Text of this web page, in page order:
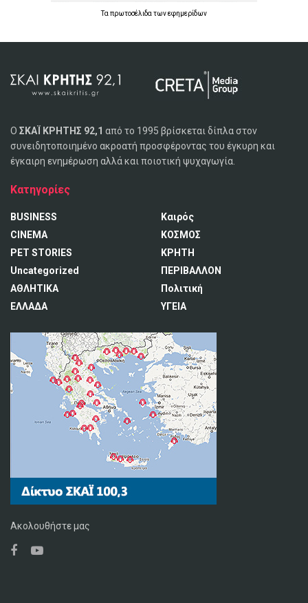
Ταπρωτοσέλιδατωνεφημερίδων
Ο ΣΚΑΪ ΚΡΗΤΗΣ 92,1 από το 1995 βρίσκεται δίπλα στον
συνειδητοποιημένο ακροατή προσφέροντας του έγκυρη και
έγκαιρη ενημέρωση αλλά και ποιοτική ψυχαγωγία.
Κατηγορίες
BUSINESS
CINEMA
PET STORIES
Uncategorized
ΑΘΛΗΤΙΚΑ
ΕΛΛΑΔΑ
Καιρός
ΚΟΣΜΟΣ
ΚΡΗΤΗ
ΠΕΡΙΒΑΛΛΟΝ
Πολιτική
ΥΓΕΙΑ
Ακολουθήστε μας